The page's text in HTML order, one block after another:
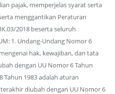
pajak, memperjelas syarat serta
menggantikan Peraturan
2018 beserta seluruh
1. Undang-Undang Nomor 6
hak, kewajiban, dan tata
dengan UU Nomor 6 Tahun
Tahun 1983 adalah aturan
diubah dengan UU Nomor 6